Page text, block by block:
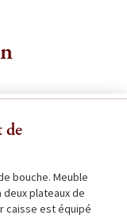
de
bouche. Meuble
plateaux de
caisse est équipé